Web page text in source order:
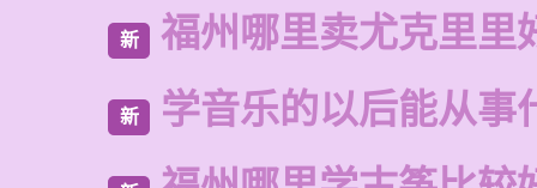
新 福州哪里卖尤克里里
新 学音乐的以后能从事